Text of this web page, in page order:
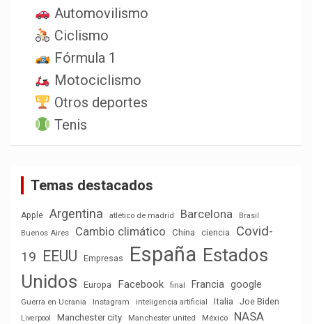
Automovilismo
Ciclismo
Fórmula 1
Motociclismo
Otros deportes
Tenis
Temas destacados
Apple Argentina atlético de madrid Barcelona
Brasil
Buenos Aires
Cambio climático China ciencia
Covid-
19 EEUU Empresas España Estados
Unidos
Europa Facebook final Francia google
Guerra en Ucrania Instagram inteligencia artificial Italia Joe Biden
Liverpool Manchester city Manchester united México NASA